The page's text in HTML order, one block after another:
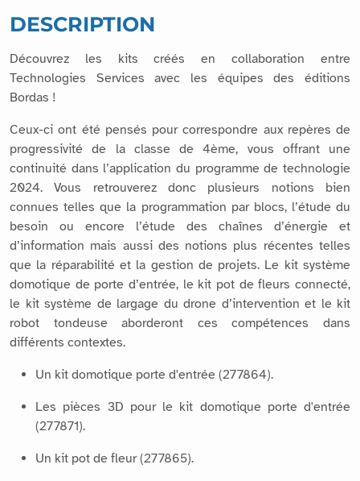
DESCRIPTION
Découvrez les kits créés en collaboration entre
Technologies Services avec les équipes des éditions
Bordas !
Ceux-ci ont été pensés pour correspondre aux repères de
progressivité de la classe de 4ème, vous offrant une
continuité dans l’application du programme de technologie
2024. Vous retrouverez donc plusieurs notions bien
connues telles que la programmation par blocs, l’étude du
besoin ou encore l’étude des chaînes d’énergie et
d’information mais aussi des notions plus récentes telles
que la réparabilité et la gestion de projets. Le kit système
domotique de porte d’entrée, le kit pot de fleurs connecté,
le kit système de largage du drone d’intervention et le kit
robot tondeuse aborderont ces compétences dans
différents contextes.
Un kit domotique porte d'entrée (277864).
Les pièces 3D pour le kit domotique porte d'entrée
(277871).
Un kit pot de fleur (277865).